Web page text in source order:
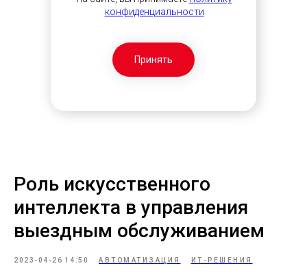
Принять
конфиденциальности
Роль искусственного
интеллекта в управления
выездным обслуживанием
2023-04-26 14:50 АВТОМАТИЗАЦИЯ ИТ-РЕШЕНИЯ